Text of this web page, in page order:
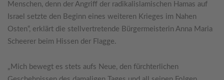
Menschen, denn der Angriff der radikalislamischen Hamas auf
Israel setzte den Beginn eines weiteren Krieges im Nahen
Osten“, erklärt die stellvertretende Bürgermeisterin Anna Maria
Scheerer beim Hissen der Flagge.
„Mich bewegt es stets aufs Neue, den fürchterlichen